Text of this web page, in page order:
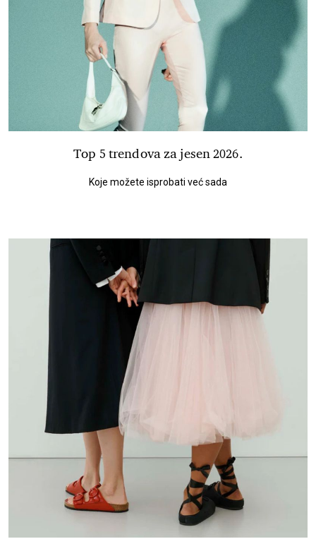
Top 5 trendova za jesen 2026.
Koje možete isprobati već sada